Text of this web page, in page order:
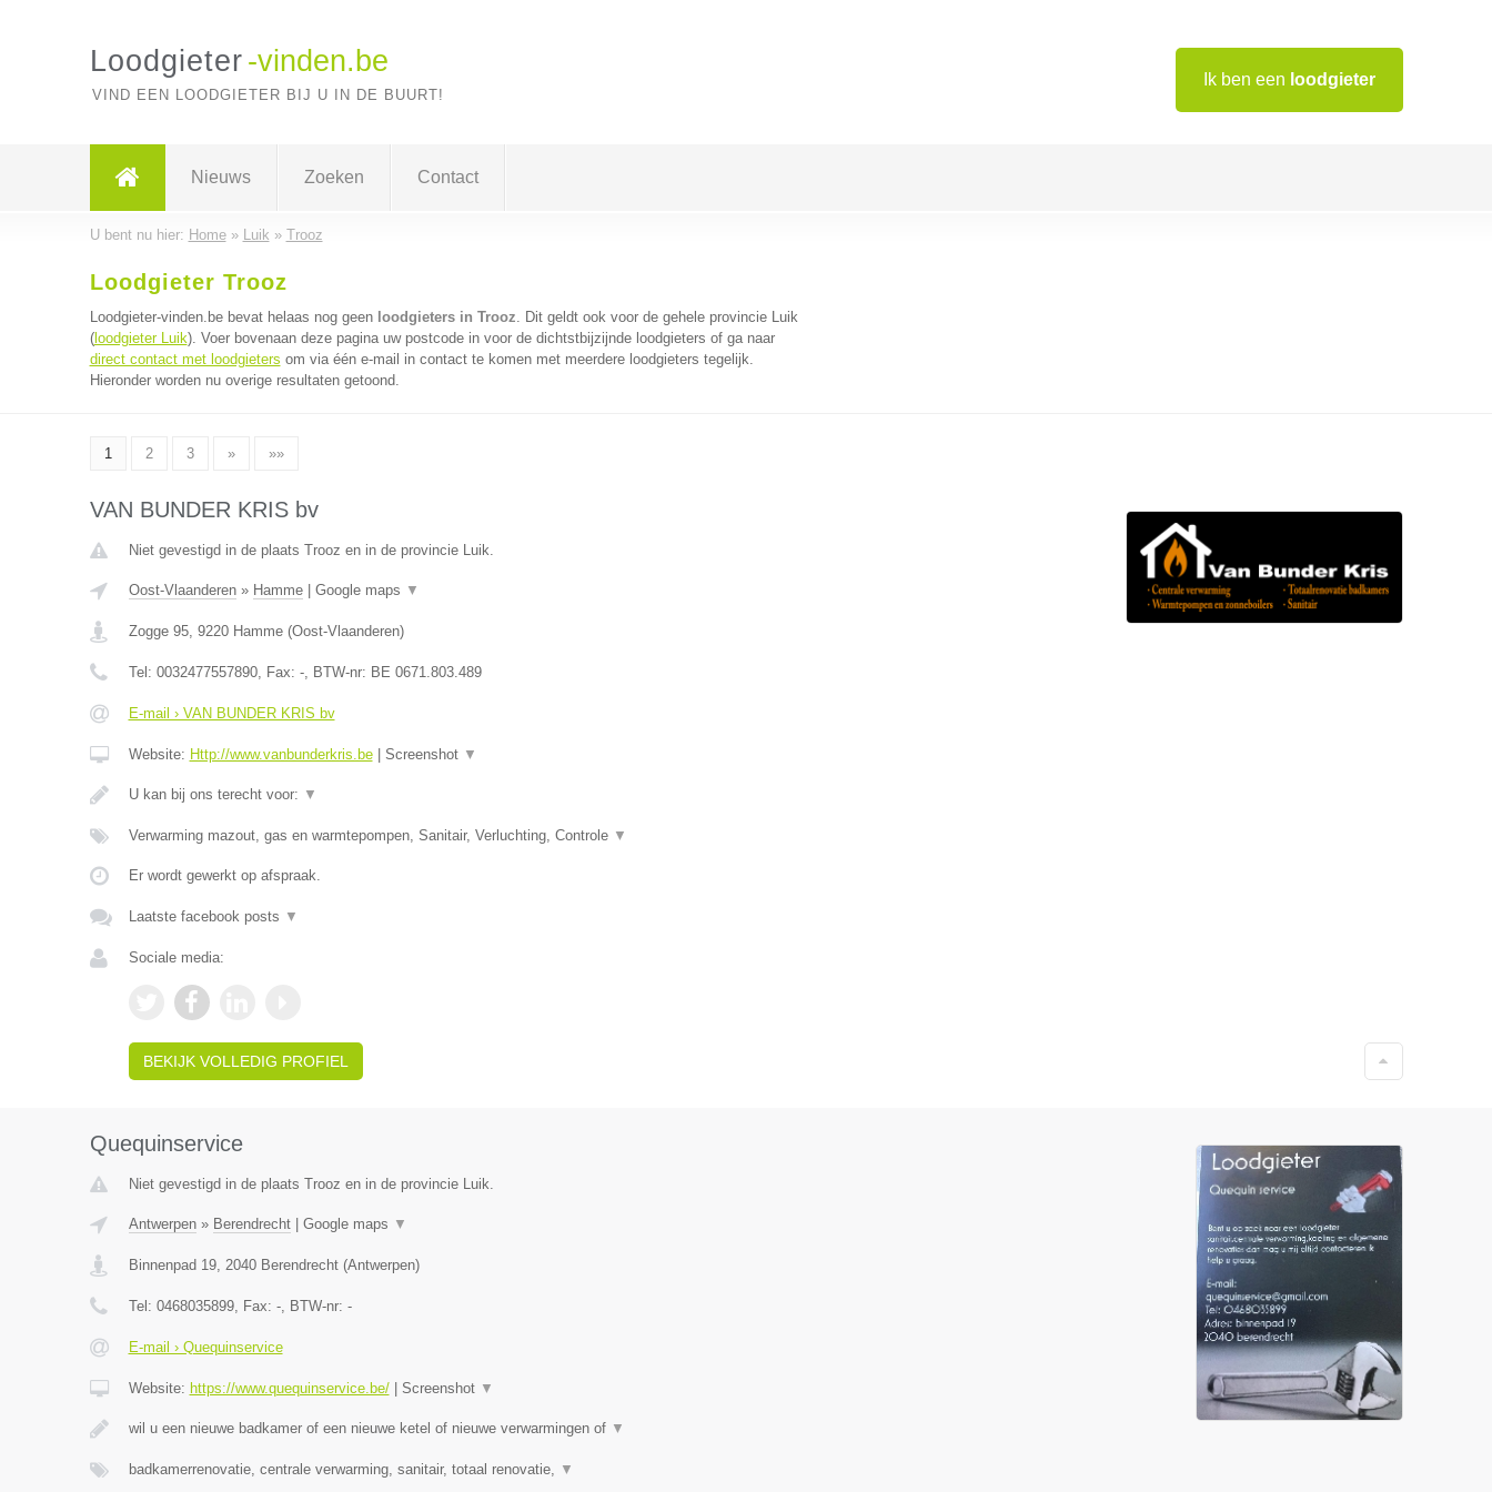
Ik ben een loodgieter
Loodgieter -vinden.be
VIND EEN LOODGIETER BIJ U IN DE BUURT!
Nieuws Zoeken Contact
U bent nu hier: Home» Luik » Trooz
Loodgieter Trooz
Loodgieter-vinden.be bevat helaas nog geen loodgieters in Trooz. Dit geldt ook voor de gehele provincie Luik
(loodgieter Luik). Voer bovenaan deze pagina uw postcode in voor de dichtstbijzijnde loodgieters of ga naar
direct contact met loodgieters om via één e-mail in contact te komen met meerdere loodgieters tegelijk.
Hieronder worden nu overige resultaten getoond.
1 2 3 » »»
VAN BUNDER KRIS bv
Niet gevestigd in de plaats Trooz en in de provincie Luik.
Oost-Vlaanderen» Hamme| Google maps ▼
Zogge 95, 9220 Hamme(Oost-Vlaanderen)
Tel: 0032477557890, Fax: -, BTW-nr: BE 0671.803.489
E-mail › VAN BUNDER KRIS bv
Website: Http://www.vanbunderkris.be| Screenshot ▼
U kan bij ons terecht voor: ▼
Verwarming mazout, gas en warmtepompen, Sanitair, Verluchting, Controle ▼
Er wordt gewerkt op afspraak.
Laatste facebook posts ▼
Sociale media:
BEKIJK VOLLEDIG PROFIEL
Quequinservice
Niet gevestigd in de plaats Trooz en in de provincie Luik.
Antwerpen» Berendrecht| Google maps ▼
Binnenpad 19, 2040 Berendrecht(Antwerpen)
Tel: 0468035899, Fax: -, BTW-nr: -
E-mail › Quequinservice
Website: https://www.quequinservice.be/| Screenshot ▼
wil u een nieuwe badkamer of een nieuwe ketel of nieuwe verwarmingen of ▼
badkamerrenovatie, centrale verwarming, sanitair, totaal renovatie, ▼